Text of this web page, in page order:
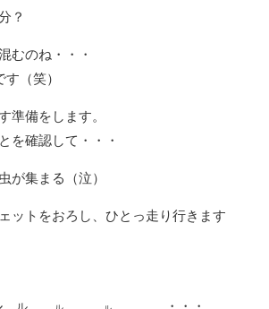
？
むのね・・・
（笑）
準備をします。
を確認して・・・
が集まる（泣）
ットをおろし、ひとっ走り行きます
ル ル ル ・・・